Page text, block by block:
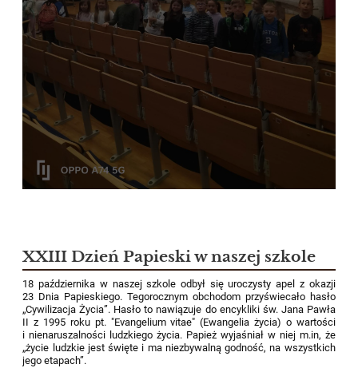
XXIII Dzień Papieski w naszej szkole
18 października w naszej szkole odbył się uroczysty apel z okazji
23 Dnia Papieskiego. Tegorocznym obchodom przyświecało hasło
„Cywilizacja Życia”. Hasło to nawiązuje do encykliki św. Jana Pawła
II z 1995 roku pt. "Evangelium vitae" (Ewangelia życia) o wartości
i nienaruszalności ludzkiego życia. Papież wyjaśniał w niej m.in, że
„życie ludzkie jest święte i ma niezbywalną godność, na wszystkich
jego etapach”.